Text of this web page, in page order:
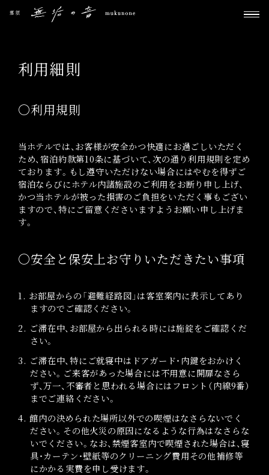
利用細則
〇利用規則
当ホテルでは、お客様が安全かつ快適にお過ごしいただく
ため、宿泊約款第10条に基づいて、次の通り利用規則を定め
ております。もし遵守いただけない場合にはやむを得ずご
宿泊ならびにホテル内諸施設のご利用をお断り申し上げ、
かつ当ホテルが被った損害のご負担をいただく事もござい
ますので、特にご留意くださいますようお願い申し上げま
す。
〇安全と保安上お守りいただきたい事項
1. お部屋からの「避難経路図」は客室案内に表示してあり
ますのでご確認ください。
2. ご滞在中、お部屋から出られる時には施錠をご確認くだ
さい。
3. ご滞在中、特にご就寝中はドアガード・内鍵をおかけく
ださい。ご来客があった場合には不用意に開扉なさら
ず、万一、不審者と思われる場合にはフロント（内線9番）
までご連絡ください。
4. 館内の決められた場所以外での喫煙はなさらないでく
ださい。その他火災の原因になるような行為はなさらな
いでください。なお、禁煙客室内で喫煙された場合は、寝
具・カーテン・壁紙等のクリーニング費用その他補修等
にかかる実費を申し受けます。